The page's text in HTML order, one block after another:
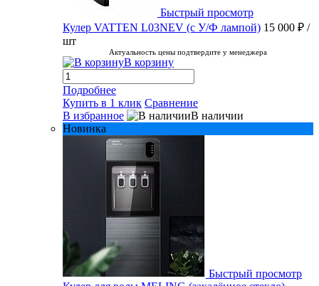
Быстрый просмотр
Кулер VATTEN L03NEV (с У/Ф лампой) 15 000 ₽ /
шт
Актуальность цены подтвердите у менеджера
В корзину
Подробнее
Купить в 1 клик Сравнение
В избранное
В наличии
Новинка
Быстрый просмотр